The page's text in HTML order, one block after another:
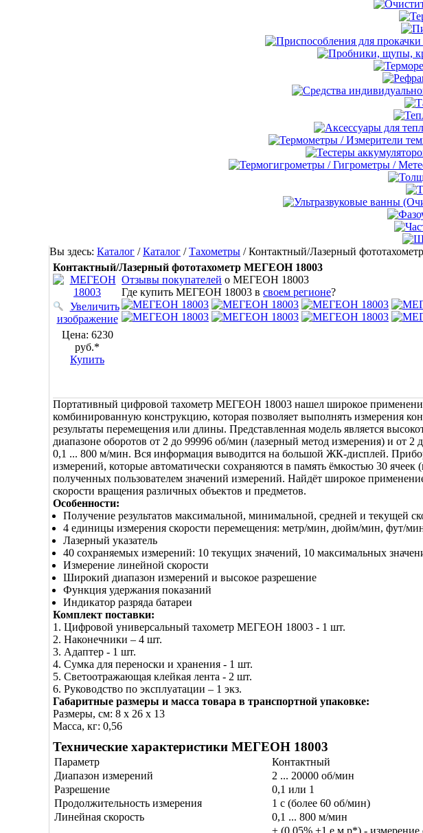
Вы здесь: Каталог /Каталог /Тахометры /Контактный/Лазерный
Контактный/Лазерный фототахометр МЕГЕОН 18003
Увеличить
изображение
Цена: 6230
руб.*
Купить
Отзывы покупателей о МЕГЕОН 18003
Где купить МЕГЕОН 18003 в своем регионе?
Портативный цифровой тахометр МЕГЕОН 18003 нашел широкое
комбинированную конструкцию, которая позволяет выполнять измерения
результаты перемещения или длины. Представленная модель является
диапазоне оборотов от 2 до 99996 об/мин (лазерный метод измерения) и от
0,1 ... 800 м/мин. Вся информация выводится на большой ЖК-дисплей.
измерений, которые автоматически сохраняются в память ёмкостью 30
полученных пользователем значений измерений. Найдёт широкое
скорости вращения различных объектов и предметов.
Особенности:
Получение результатов максимальной, минимальной, средней и текущей
4 единицы измерения скорости перемещения: метр/мин, дюйм/мин, фут/
Лазерный указатель
40 сохраняемых измерений: 10 текущих значений, 10 максимальных
Измерение линейной скорости
Широкий диапазон измерений и высокое разрешение
Функция удержания показаний
Индикатор разряда батареи
Комплект поставки:
1. Цифровой универсальный тахометр МЕГЕОН 18003 - 1 шт.
2. Наконечники – 4 шт.
3. Адаптер - 1 шт.
4. Сумка для переноски и хранения - 1 шт.
5. Светоотражающая клейкая лента - 2 шт.
6. Руководство по эксплуатации – 1 экз.
Габаритные размеры и масса товара в транспортной упаковке:
Размеры, см: 8 x 26 x 13
Масса, кг: 0,56
Технические характеристики МЕГЕОН 18003
Параметр Контактный
Диапазон измерений
2 ... 20000 об/мин
Разрешение
0,1 или 1
Продолжительность измерения
1 с (более 60 об/мин)
Линейная скорость
0,1 ... 800 м/мин
± (0,05% +1 е.м.р*) - измерение